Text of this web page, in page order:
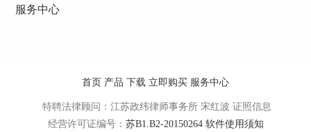
字典攻击的口令集
服务中心
首页 产品 下载 立即购买 服务中心
特聘法律顾问：江苏政纬律师事务所 宋红波 证照信息
经营许可证编号： 苏B1.B2-20150264 软件使用须知